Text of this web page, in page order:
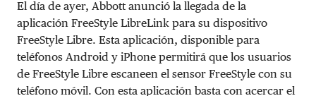
El día de ayer, Abbott anunció la llegada de la
aplicación FreeStyle LibreLink para su dispositivo
FreeStyle Libre. Esta aplicación, disponible para
teléfonos Android y iPhone permitirá que los usuarios
de FreeStyle Libre escaneen el sensor FreeStyle con su
teléfono móvil. Con esta aplicación basta con acercar el